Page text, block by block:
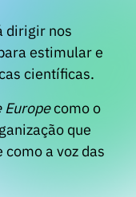
dirigir nos
estimular e
científicas.
Europecomo o
que
a voz das